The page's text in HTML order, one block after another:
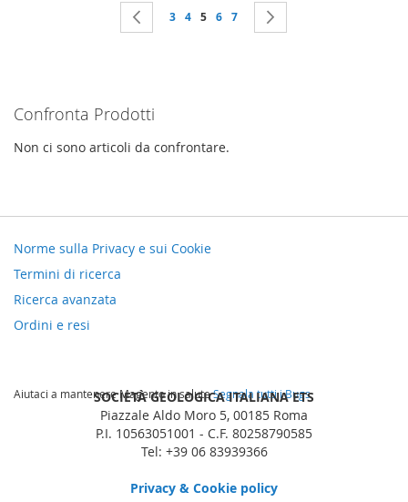
Pagina Pagina
Precedente
Pagina
3 Pagina
4 Attualmente stai leggendo la pagina
5 Pagina
6 Pagina
7
Confronta Prodotti
Non ci sono articoli da confrontare.
Norme sulla Privacy e sui Cookie
Termini di ricerca
Ricerca avanzata
Ordini e resi
Aiutaci a mantenere Magento in saluteSegnala tutti i Bugs
SOCIETÀ GEOLOGICA ITALIANA ETS
Piazzale Aldo Moro 5, 00185 Roma
P.I. 10563051001 - C.F. 80258790585
Tel: +39 06 83939366
Privacy & Cookie policy